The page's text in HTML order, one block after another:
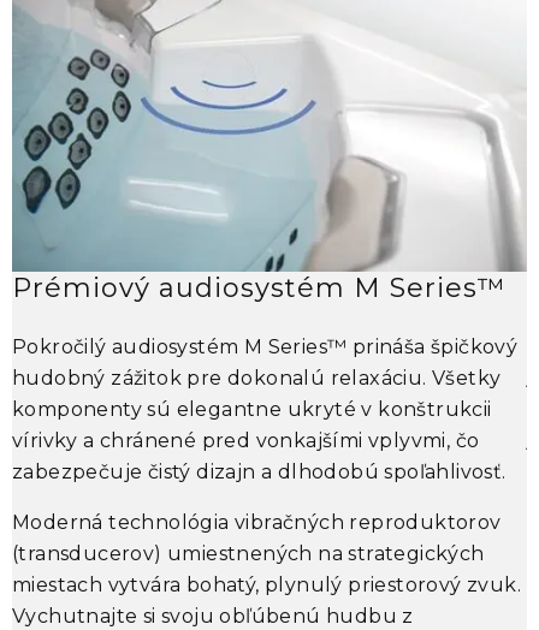
Prémiový audiosystém M Series™
Pokročilý audiosystém M Series™ prináša špičkový
hudobný zážitok pre dokonalú relaxáciu. Všetky
komponenty sú elegantne ukryté v konštrukcii
vírivky a chránené pred vonkajšími vplyvmi, čo
zabezpečuje čistý dizajn a dlhodobú spoľahlivosť.
Moderná technológia vibračných reproduktorov
(transducerov) umiestnených na strategických
miestach vytvára bohatý, plynulý priestorový zvuk.
Vychutnajte si svoju obľúbenú hudbu z